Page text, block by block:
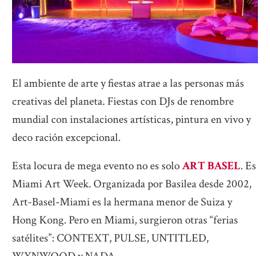
El ambiente de arte y fiestas atrae a las personas más
creativas del planeta. Fiestas con DJs de renombre
mundial con instalaciones artísticas, pintura en vivo y
deco ración excepcional.
Esta locura de mega evento no es soloART BASEL. Es
Miami Art Week. Organizada por Basilea desde 2002,
Art-Basel-Miami es la hermana menor de Suiza y
Hong Kong. Pero en Miami, surgieron otras “ferias
satélites”: CONTEXT, PULSE, UNTITLED,